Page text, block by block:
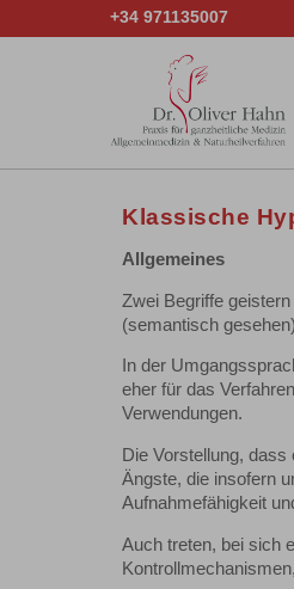
+34 971135007
Klassische
Allgemeines
Zwei Begriffe
(semantisch
In der
eher für das
Verwendungen.
Die Vorstellung,
Ängste, die insofern
Aufnahmefähigkeit
Auch treten, bei sich